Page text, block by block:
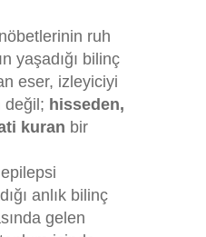
ruh
yaşadığı bilinç
eser, izleyiciyi
değil; hisseden,
kuran bir
anlık bilinç
gelen